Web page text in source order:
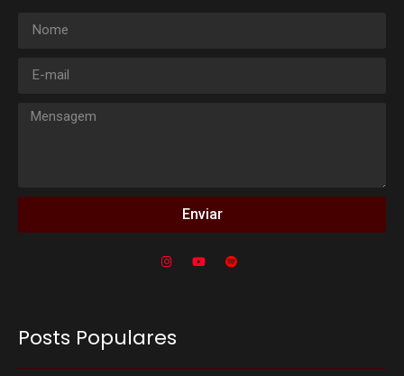
Enviar
Posts Populares